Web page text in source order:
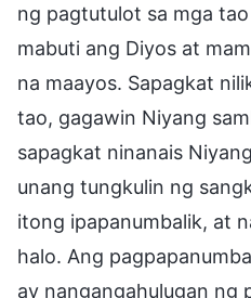
ng pagtutulot sa mga
mabuti ang Diyos at
na maayos. Sapagkat
tao, gagawin Niyang
sapagkat ninanais
unang tungkulin ng
itong ipapanumbalik, at
halo. Ang
ay nangangahulugan ng